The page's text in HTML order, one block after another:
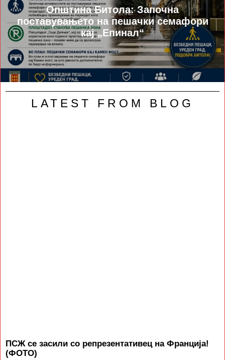
Општина Битола: Започна
поставувањето на пешачки семафори
кај „Епинал“
LATEST FROM BLOG
ПСЖ се засили со репрезентативец на Франција!
(ФОТО)